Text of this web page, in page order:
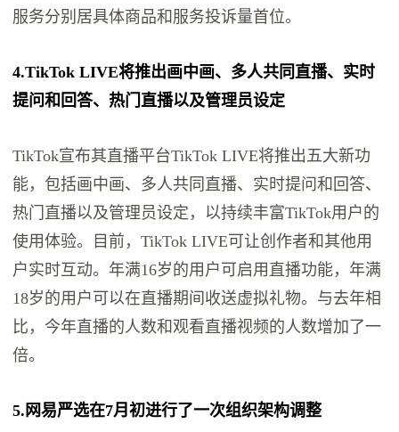
服务分别居具体商品和服务投诉量首位。
4.TikTok LIVE将推出画中画、多人共同直播、实时
提问和回答、热门直播以及管理员设定
TikTok宣布其直播平台TikTok LIVE将推出五大新功
能，包括画中画、多人共同直播、实时提问和回答、
热门直播以及管理员设定，以持续丰富TikTok用户的
使用体验。目前，TikTok LIVE可让创作者和其他用
户实时互动。年满16岁的用户可启用直播功能，年满
18岁的用户可以在直播期间收送虚拟礼物。与去年相
比，今年直播的人数和观看直播视频的人数增加了一
倍。
5.网易严选在7月初进行了一次组织架构调整